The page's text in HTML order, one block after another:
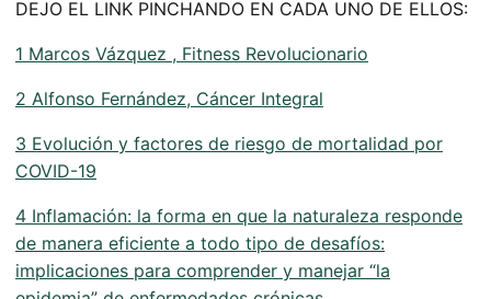
DEJO EL LINK PINCHANDO EN CADA UNO DE ELLOS:
1 Marcos Vázquez , Fitness Revolucionario
2 Alfonso Fernández, Cáncer Integral
3 Evolución y factores de riesgo de mortalidad por
COVID-19
4 Inflamación: la forma en que la naturaleza responde
de manera eficiente a todo tipo de desafíos:
implicaciones para comprender y manejar “la